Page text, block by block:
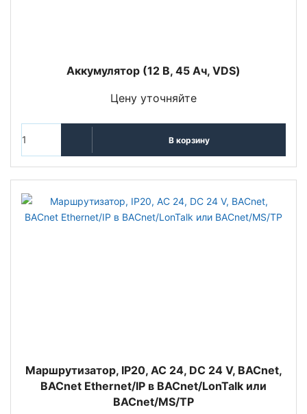
Аккумулятор (12 В, 45 Ач, VDS)
Цену уточняйте
В корзину
Маршрутизатор, IP20, AC 24, DC 24 V, BACnet,
BACnet Ethernet/IP в BACnet/LonTalk или
BACnet/MS/TP